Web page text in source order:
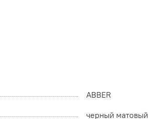
ABBER
черный матовый